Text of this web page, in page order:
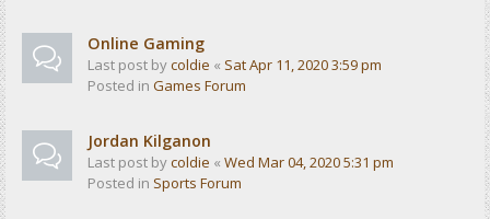
Online Gaming
Last post bycoldie « Sat Apr 11, 2020 3:59 pm
Posted in Games Forum
Jordan Kilganon
Last post bycoldie « Wed Mar 04, 2020 5:31 pm
Posted in Sports Forum